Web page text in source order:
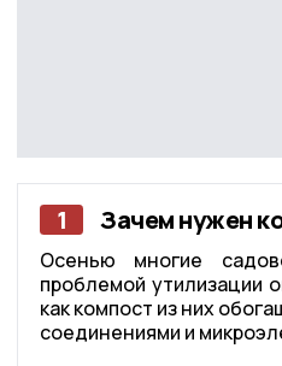
1 Зачем нужен
Осенью многие
проблемой утилизации
как компост из них
соединениями и